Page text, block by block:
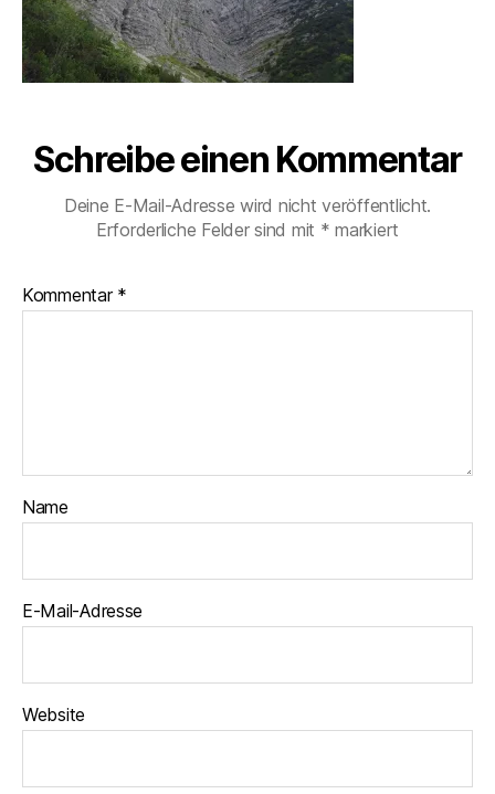
Schreibe einen Kommentar
Deine E-Mail-Adresse wird nicht veröffentlicht.
Erforderliche Felder sind mit * markiert
Kommentar *
Name
E-Mail-Adresse
Website